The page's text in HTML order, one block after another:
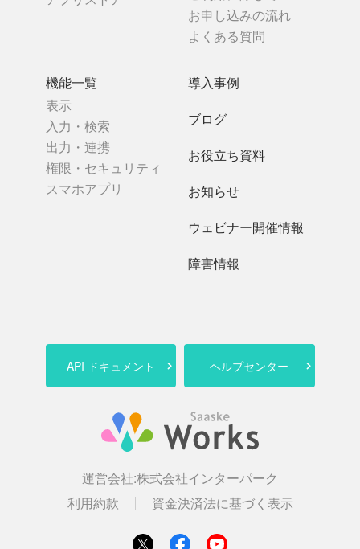
機能一覧
表示
入力・検索
出力・連携
権限・セキュリティ
スマホアプリ
お申し込みの流れ
よくある質問
導入事例
ブログ
お役立ち資料
お知らせ
ウェビナー開催情報
障害情報
API ドキュメント ヘルプセンター
運営会社:株式会社インターパーク
利用約款
資金決済法に基づく表示